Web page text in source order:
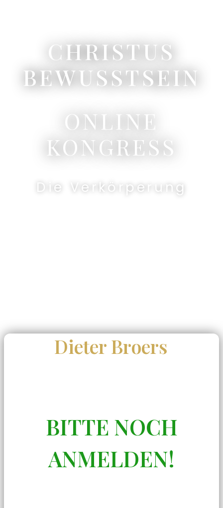
CHRISTUS
BEWUSSTSEIN
ONLINE
KONGRESS
Die Verkörperung
Dieter Broers
BITTE NOCH
ANMELDEN!